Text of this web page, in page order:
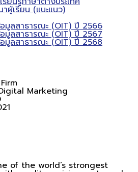
ผู้เรียน (แนะแนว)
มูลสาธารณะ (OIT) ปี 2566
มูลสาธารณะ (OIT) ปี 2567
มูลสาธารณะ (OIT) ปี 2568
Marketing
of the world’s strongest